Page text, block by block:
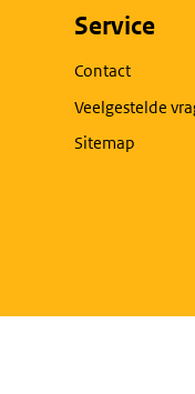
Service
Contact
Veelgestelde
Sitemap